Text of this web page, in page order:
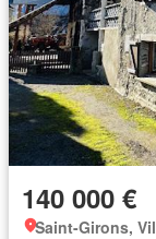
140 000 €
Saint-Girons,